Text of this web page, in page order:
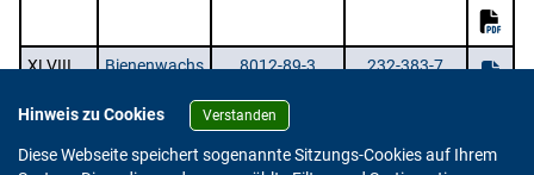
XLVIII Bienenwachs 8012-89-3 232-383-7
2 Stoffe | / 1 | Zeige pro Seite.
Hinweis zu Cookies Verstanden
Diese Webseite speichert sogenannte Sitzungs-Cookies auf Ihrem